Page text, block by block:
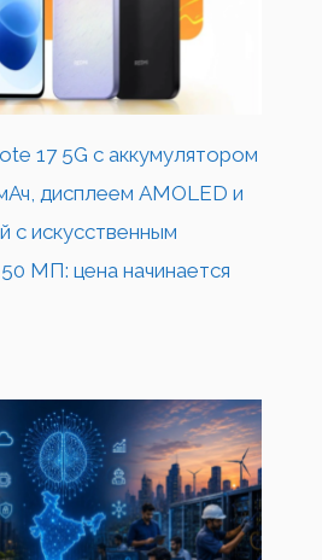
17 5G с аккумулятором
дисплеем AMOLED и
с искусственным
МП: цена начинается